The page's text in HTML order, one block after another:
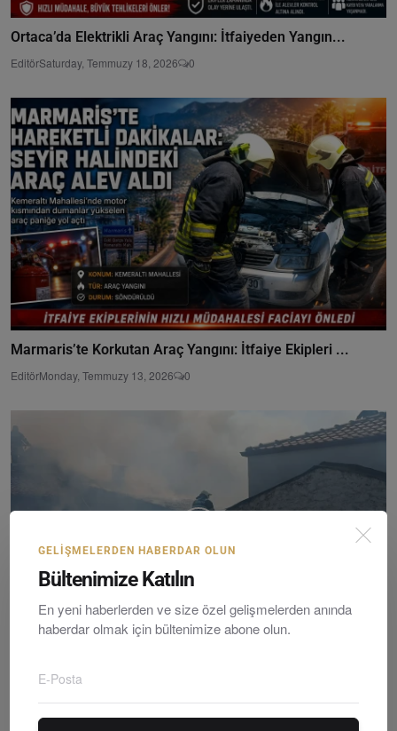
Ortaca’da Elektrikli Araç Yangını: İtfaiyeden Yangın...
EditörSaturday, Temmuzy 18, 2026 0
Marmaris’te Korkutan Araç Yangını: İtfaiye Ekipleri ...
EditörMonday, Temmuzy 13, 2026 0
Thursday, Temmuzy 23, 2026
GELIŞMELERDEN HABERDAR OLUN
Bültenimize Katılın
En yeni haberlerden ve size özel gelişmelerden anında
haberdar olmak için bültenimize abone olun.